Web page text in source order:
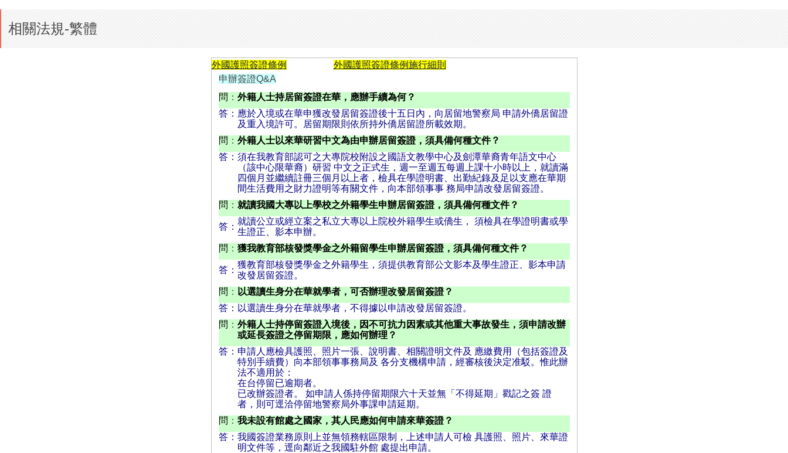
相關法規-繁體
外國護照簽證條例
外國護照簽證條例施行細則
申辦簽證Q&A
問 ： 外籍人士持居留簽證在華，應辦手續為何？
答： 應於入境或在華申獲改發居留簽證後十五日內，向居留地警察局 申請外僑居留證
及重入境許可。居留期限則依所持外僑居留證所載效期。
問 ： 外籍人士以來華研習中文為由申辦居留簽證，須具備何種文件？
答： 須在我教育部認可之大專院校附設之國語文教學中心及劍潭華裔青年語文中心
（該中心限華裔）研習 中文之正式生，週一至週五每週上課十小時以上，就讀滿
四個月並繼續註冊三個月以上者，檢具在學證明書、出勤紀錄及足以支應在華期
間生活費用之財力證明等有關文件，向本部領事事 務局申請改發居留簽證。
問 ： 就讀我國大專以上學校之外籍學生申辦居留簽證，須具備何種文件？
答：
就讀公立或經立案之私立大專以上院校外籍學生或僑生， 須檢具在學證明書或學
生證正、影本申辦。
問 ： 獲我教育部核發獎學金之外籍留學生申辦居留簽證，須具備何種文件？
答：
獲教育部核發獎學金之外籍學生，須提供教育部公文影本及學生證正、影本申請
改發居留簽證。
問 ： 以選讀生身分在華就學者，可否辦理改發居留簽證？
答： 以選讀生身分在華就學者，不得據以申請改發居留簽證。
問 ： 外籍人士持停留簽證入境後，因不可抗力因素或其他重大事故發生，須申請改辦
或延長簽證之停留期限，應如何辦理？
答： 申請人應檢具護照、照片一張、說明書、相關證明文件及 應繳費用（包括簽證及
特別手續費）向本部領事事務局及 各分支機構申請，經審核後決定准駁。惟此辦
法不適用於：
在台停留已逾期者。
已改辦簽證者。 如申請人係持停留期限六十天並無「不得延期」戳記之簽 證
者，則可逕洽停留地警察局外事課申請延期。
問 ： 我未設有館處之國家，其人民應如何申請來華簽證？
答： 我國簽證業務原則上並無領務轄區限制，上述申請人可檢 具護照、照片、來華證
明文件等，逕向鄰近之我國駐外館 處提出申請。